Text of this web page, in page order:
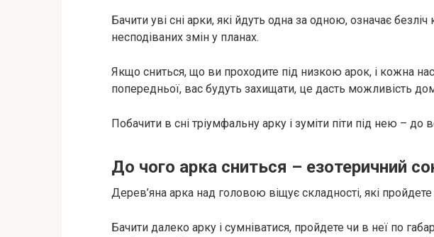
Бачити уві сні арки, які йдуть одна за одною, означає
несподіваних змін у планах.
Якщо сниться, що ви проходите під низкою арок, і кожна
попередньої, вас будуть захищати, це дасть можливість
Побачити в сні тріумфальну арку і зуміти піти під нею – до
До чого арка сниться – езотеричний
Дерев’яна арка над головою віщує складності, які пройдете
Бачити далеко арку і сумніватися, пройдете чи в неї по